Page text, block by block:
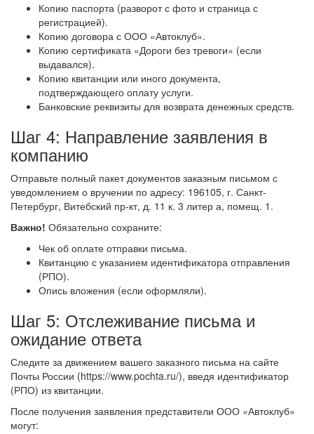
Копию паспорта (разворот с фото и страница с
регистрацией).
Копию договора с ООО «Автоклуб».
Копию сертификата «Дороги без тревоги» (если
выдавался).
Копию квитанции или иного документа,
подтверждающего оплату услуги.
Банковские реквизиты для возврата денежных средств.
Шаг 4: Направление заявления в
компанию
Отправьте полный пакет документов заказным письмом с
уведомлением о вручении по адресу: 196105, г. Санкт-
Петербург, Витебский пр-кт, д. 11 к. 3 литер а, помещ. 1.
Важно! Обязательно сохраните:
Чек об оплате отправки письма.
Квитанцию с указанием идентификатора отправления
(РПО).
Опись вложения (если оформляли).
Шаг 5: Отслеживание письма и
ожидание ответа
Следите за движением вашего заказного письма на сайте
Почты России (https://www.pochta.ru/), введя идентификатор
(РПО) из квитанции.
После получения заявления представители ООО «Автоклуб»
могут: